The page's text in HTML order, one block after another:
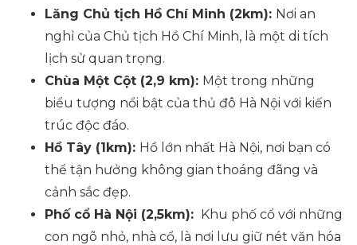
Lăng Chủ tịch Hồ Chí Minh (2km): Nơi an
nghỉ của Chủ tịch Hồ Chí Minh, là một di tích
lịch sử quan trọng.
Chùa Một Cột (2,9 km): Một trong những
biểu tượng nổi bật của thủ đô Hà Nội với kiến
trúc độc đáo.
Hồ Tây (1km): Hồ lớn nhất Hà Nội, nơi bạn có
thể tận hưởng không gian thoáng đãng và
cảnh sắc đẹp.
Phố cổ Hà Nội (2,5km): Khu phố cổ với những
con ngõ nhỏ, nhà cổ, là nơi lưu giữ nét văn hóa